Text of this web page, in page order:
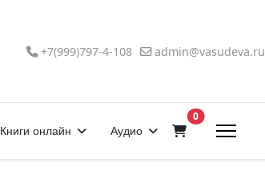
+7(999)797-4-108 admin@vasudeva.ru
Книги онлайн Аудио
0В корзину